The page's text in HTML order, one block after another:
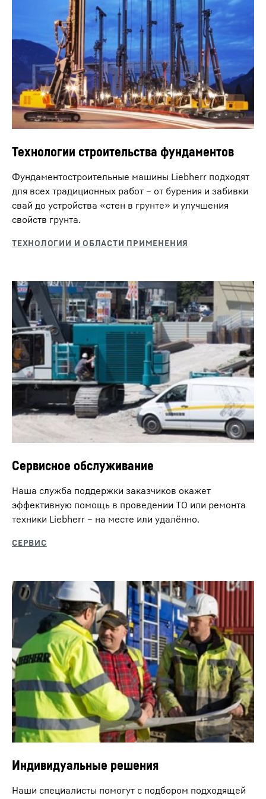
Отображение давления на грунт
Система визуализации давления на грунт
рассчитывает текущие воздействия на грунт со
стороны машины в режиме реального времени и
сравнивает их с нормами безопасности для
конкретной площадки.
Дистанционное управление
Дистанционное управление упрощает процесс
выгрузки и сборки машины после транспортировки.
Бурение двухроторным приводом
Технология бурения двухроторным приводом
сочетает преимущества бурения бесконечным
шнеком и использования обсадных труб,
Мокрое перемешивание
При мокром перемешивании в грунт вводится
Разработка скважин погружным молотом
Kelly Sonderwerkzeuge
SOB Endlosschnecken
Технологии строительства фундаментов
Фундаментостроительные машины Liebherr подходят
для всех традиционных работ – от бурения и забивки
свай до устройства «стен в грунте» и улучшения
свойств грунта.
Сервисное обслуживание
Наша служба поддержки заказчиков окажет
эффективную помощь в проведении ТО или ремонта
техники Liebherr – на месте или удалённо.
Индивидуальные решения
Наши специалисты помогут с подбором подходящей